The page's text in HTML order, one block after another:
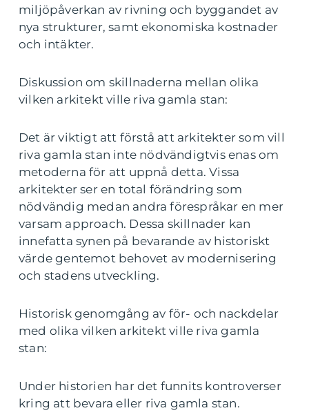
miljöpåverkan av rivning och byggandet av
nya strukturer, samt ekonomiska kostnader
och intäkter.
Diskussion om skillnaderna mellan olika
vilken arkitekt ville riva gamla stan:
Det är viktigt att förstå att arkitekter som vill
riva gamla stan inte nödvändigtvis enas om
metoderna för att uppnå detta. Vissa
arkitekter ser en total förändring som
nödvändig medan andra förespråkar en mer
varsam approach. Dessa skillnader kan
innefatta synen på bevarande av historiskt
värde gentemot behovet av modernisering
och stadens utveckling.
Historisk genomgång av för- och nackdelar
med olika vilken arkitekt ville riva gamla
stan:
Under historien har det funnits kontroverser
kring att bevara eller riva gamla stan.